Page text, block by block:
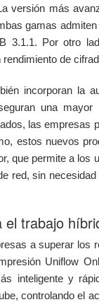
versión más
gamas
3.1.1. Por otro
de
incorporan la
una mayor
las empresas
estos nuevos
que permite a los
red, sin
el trabajo
a superar los
Uniflow
inteligente y
controlando el